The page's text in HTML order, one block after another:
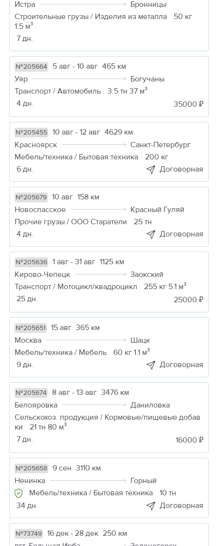
Истра
Бронницы
Строительные грузы / Изделия из металла
50 кг
1.5 м³
7 дн.
№205664 5 авг - 10 авг 465 км
Уяр
Богучаны
Транспорт / Автомобиль
3.5 тн 37 м³
4 дн.
35000 ₽
№205455 10 авг - 12 авг 4629 км
Красноярск
Санкт-Петербург
Мебель/техника / Бытовая техника
200 кг
6 дн.
Договорная
№205679 10 авг 158 км
Новоспасское
Красный Гуляй
Прочие грузы / ООО Старатели
25 тн
4 дн.
Договорная
№205636 1 авг - 31 авг 1125 км
Кирово-Чепецк
Заокский
Транспорт / Мотоцикл/квадроцикл
255 кг 5.1 м³
25 дн.
25000 ₽
№205651 15 авг 365 км
Москва
Шацк
Мебель/техника / Мебель
60 кг 1.1 м³
9 дн.
Договорная
№205674 8 авг - 13 авг 3476 км
Белояровка
Даниловка
Сельскохоз. продукция / Кормовые/пищевые добав
ки
21 тн 80 м³
7 дн.
16000 ₽
№205658 9 сен 3110 км
Ненинка
Горный
Мебель/техника / Бытовая техника
10 тн
34 дн.
Договорная
№73749 16 дек - 28 дек 250 км